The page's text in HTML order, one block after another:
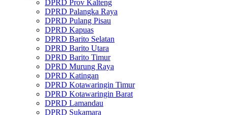
DPRD Prov Kalteng
DPRD Palangka Raya
DPRD Pulang Pisau
DPRD Kapuas
DPRD Barito Selatan
DPRD Barito Utara
DPRD Barito Timur
DPRD Murung Raya
DPRD Katingan
DPRD Kotawaringin Timur
DPRD Kotawaringin Barat
DPRD Lamandau
DPRD Sukamara